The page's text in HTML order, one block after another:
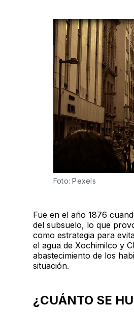
Foto: Pexels
Fue en el año 1876
del subsuelo, lo que
como estrategia para
el agua de Xochimilco y
abastecimiento de los
situación.
¿CUÁNTO SE